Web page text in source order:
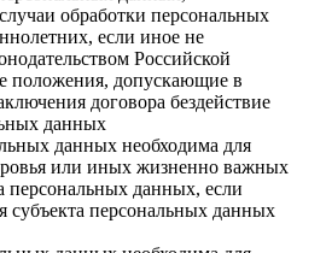
обработки персональных
если иное не
Российской
положения, допускающие в
договора бездействие
данных
данных необходима для
или иных жизненно важных
персональных данных, если
субъекта персональных данных